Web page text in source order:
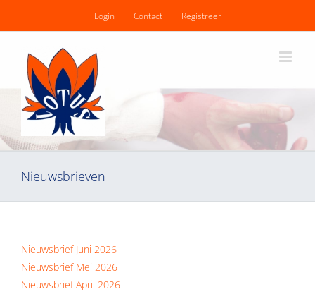
Login Contact Registreer
Nieuwsbrieven
Nieuwsbrief Juni 2026
Nieuwsbrief Mei 2026
Nieuwsbrief April 2026